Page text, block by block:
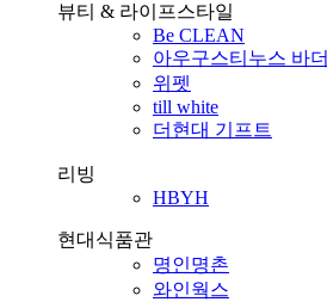
뷰티 & 라이프스타일
Be CLEAN
아우구스티누스 바더
위펫
till white
더현대 기프트
리빙
HBYH
현대식품관
명인명촌
와인웍스